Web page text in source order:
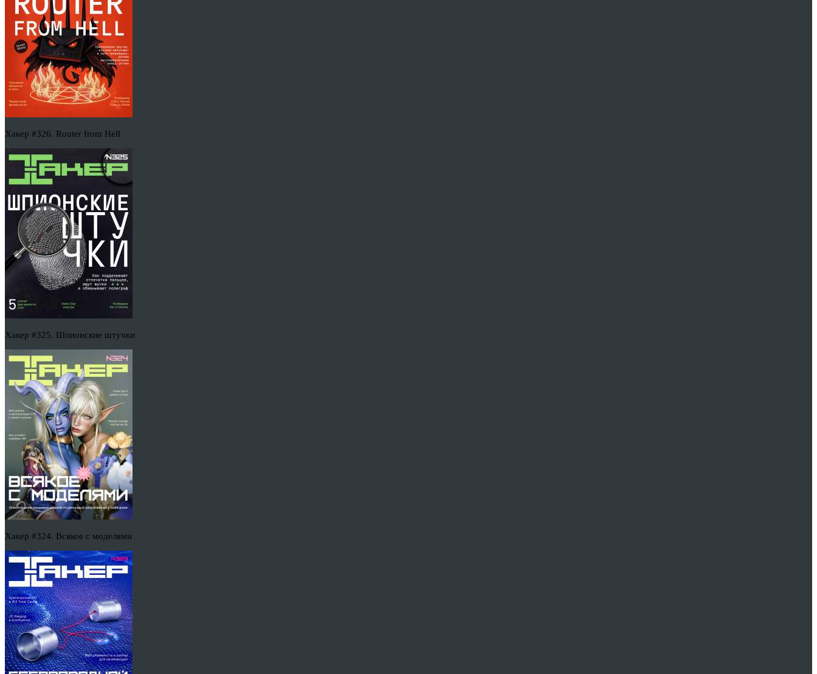
Хакер #326. Router from Hell
Хакер #325. Шпионские штучки
Хакер #324. Всякое с моделями